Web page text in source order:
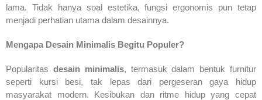
lama. Tidak hanya soal estetika, fungsi ergonomis pun tetap
menjadi perhatian utama dalam desainnya.
Mengapa Desain Minimalis Begitu Populer?
Popularitas desain minimalis, termasuk dalam bentuk furnitur
seperti kursi besi, tak lepas dari pergeseran gaya hidup
masyarakat modern. Kesibukan dan ritme hidup yang cepat